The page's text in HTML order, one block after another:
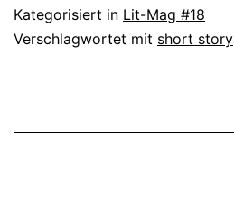
Kategorisiert in Lit-Mag #18
Verschlagwortet mit short story